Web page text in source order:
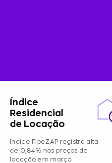
Índice
Residencial
de Locação
Índice FipeZAP registra alta
de 0,84% nos preços de
locação em março